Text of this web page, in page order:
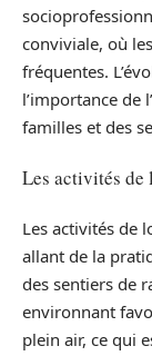
conviviale, où
fréquentes.
l’importance de
familles et des
Les activités
Les activités de
allant de la
des sentiers de
environnant
plein air, ce qui